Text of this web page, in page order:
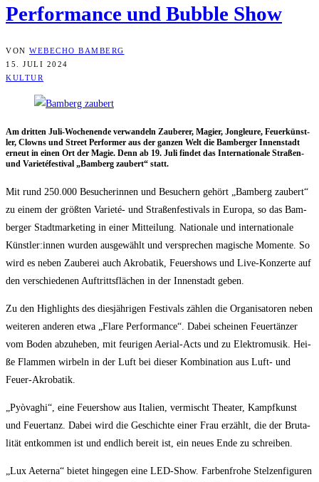
Per­for­mance und Bubble Show
VON WEBECHO BAMBERG
15. JULI 2024
KULTUR
Am drit­ten Juli-Wochen­en­de ver­wan­deln Zau­be­rer, Magi­er, Jon­gleu­re, Feu­er­künst­
ler, Clowns und Street Per­for­mer aus der gan­zen Welt die Bam­ber­ger Innen­stadt
erneut in einen Ort der Magie. Denn ab 19. Juli fin­det das Inter­na­tio­na­le Stra­ßen-
und Varie­té­fes­ti­val „Bam­berg zau­bert“ statt.
Mit rund 250.000 Besu­che­rin­nen und Besu­chern gehört „Bam­berg zau­bert“
zu einem der größ­ten Varie­té- und Stra­ßen­fes­ti­vals in Euro­pa, so das Bam­
ber­ger Stadt­mar­ke­ting in einer Mit­tei­lung. Natio­na­le und inter­na­tio­na­le
Künstler:innen wur­den aus­ge­wählt und ver­spre­chen magi­sche Momen­te. So
wird es neben Zau­be­rei auch Akro­ba­tik, Feu­er­shows und Live-Kon­zer­te auf
den ver­schie­de­nen Auf­tritts­flä­chen in der Innen­stadt geben.
Zu den High­lights des dies­jäh­ri­gen Fes­ti­vals zäh­len die Orga­ni­sa­to­ren neben
wei­te­ren ande­ren etwa „Fla­re Per­for­mance“. Dabei schei­nen Feu­er­tän­zer
vom Boden abzu­he­ben, mit feu­ri­gen Aeri­al-Acts und zu Elek­tro­mu­sik. Hei­
ße Flam­men wir­beln in der Luft bei die­ser Kom­bi­na­ti­on aus Luft- und
Feuer-Akrobatik.
„Pyò­vaghi“, eine Feu­er­show aus Ita­li­en, ver­mischt Thea­ter, Kampf­kunst
und Feu­er­tanz. Dabei wird die Geschich­te einer Frau erzählt, die der Bru­ta­
li­tät ent­kom­men ist und end­lich bereit ist, ein neu­es Ende zu schreiben.
„Lux Aeter­na“ bie­tet hin­ge­gen eine LED-Show. Far­ben­fro­he Stel­zen­fi­gu­ren